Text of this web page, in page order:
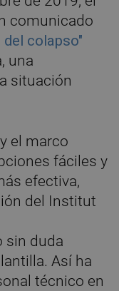
comunicado
del colapso"
una
situación
el marco
fáciles y
efectiva,
del Institut
sin duda
Así ha
técnico en